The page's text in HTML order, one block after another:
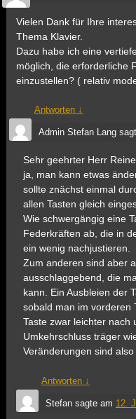
Vielen Dank für Ihre
Thema Klavier.
Dazu habe ich eine
möglich, die erforderliche
einzustellen? ( relativ
Antworten ↓
Admin Stefan Lang
Sehr geehrter Herr
ja, man kann etwas
sollte znächst einmal
allen Tasten gleich
Wie schwergängig eine
Federkräften ab, die in
ein wenig nachjustieren.
Zum anderen sind aber
ausschlaggebend, die
kann. Ein Ausbleien der
sobald man im vorderen
Taste zwar leichter nach
Umkehrschluss träger
Veränderungen sind
Antworten ↓
Stefansagte am 12.